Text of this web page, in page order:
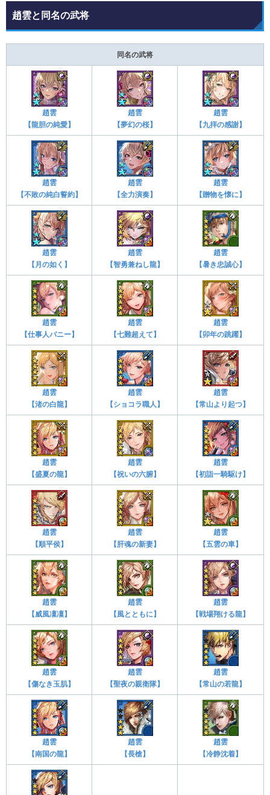
趙雲と同名の武将
同名の武将
趙雲
【龍胆の純愛】
趙雲
【夢幻の桜】
趙雲
【九拝の感謝】
趙雲
【不敗の純白誓約】
趙雲
【全力演奏】
趙雲
【贈物を懐に】
趙雲
【月の如く】
趙雲
【智勇兼ねし龍】
趙雲
【暑き忠誠心】
趙雲
【仕事人バニー】
趙雲
【七難超えて】
趙雲
【卯年の跳躍】
趙雲
【渚の白龍】
趙雲
【ショコラ職人】
趙雲
【常山より起つ】
趙雲
【盛夏の龍】
趙雲
【祝いの六腑】
趙雲
【初詣一騎駆け】
趙雲
【順平侯】
趙雲
【肝魂の新妻】
趙雲
【五雲の車】
趙雲
【威風凜凜】
趙雲
【風とともに】
趙雲
【戦場翔ける龍】
趙雲
【傷なき玉肌】
趙雲
【聖夜の親衛隊】
趙雲
【常山の若龍】
趙雲
【南国の龍】
趙雲
【長槍】
趙雲
【冷静沈着】